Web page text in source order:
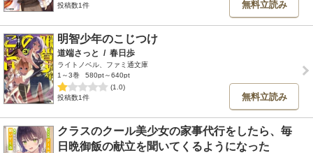
投稿数1件 無料立読み
明智少年のこじつけ
道端さっと / 春日歩
ライトノベル、ファミ通文庫
1～3巻
580pt～640pt
(1.0)
投稿数1件
無料立読み
クラスのクール美少女の家事代行をしたら、毎
日晩御飯の献立を聞いてくるようになった